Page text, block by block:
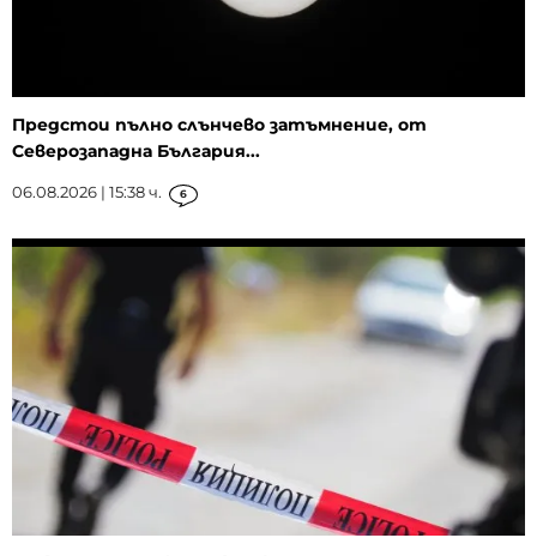
Предстои пълно слънчево затъмнение, от
Северозападна България...
06.08.2026 | 15:38 ч. 6